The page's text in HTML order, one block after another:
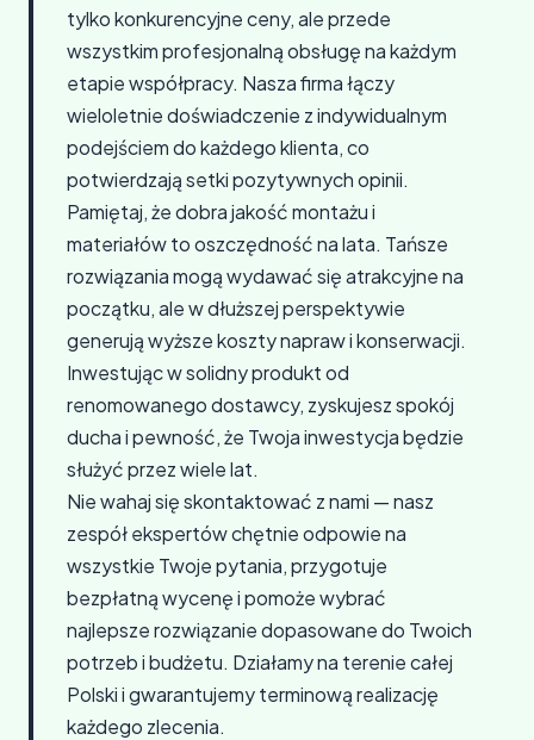
tylko konkurencyjne ceny, ale przede
wszystkim profesjonalną obsługę na każdym
etapie współpracy. Nasza firma łączy
wieloletnie doświadczenie z indywidualnym
podejściem do każdego klienta, co
potwierdzają setki pozytywnych opinii.
Pamiętaj, że dobra jakość montażu i
materiałów to oszczędność na lata. Tańsze
rozwiązania mogą wydawać się atrakcyjne na
początku, ale w dłuższej perspektywie
generują wyższe koszty napraw i konserwacji.
Inwestując w solidny produkt od
renomowanego dostawcy, zyskujesz spokój
ducha i pewność, że Twoja inwestycja będzie
służyć przez wiele lat.
Nie wahaj się skontaktować z nami — nasz
zespół ekspertów chętnie odpowie na
wszystkie Twoje pytania, przygotuje
bezpłatną wycenę i pomoże wybrać
najlepsze rozwiązanie dopasowane do Twoich
potrzeb i budżetu. Działamy na terenie całej
Polski i gwarantujemy terminową realizację
każdego zlecenia.